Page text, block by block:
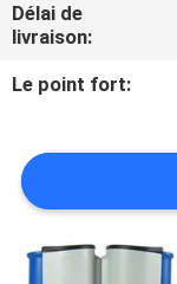
CONTRÔLE
DE
LA
QUALITÉ
NOUS
CONTACTER
Délai de
livraison:
Le point fort: